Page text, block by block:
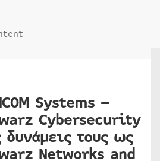
Systems –
Cybersecurity
τους ως
Networks and